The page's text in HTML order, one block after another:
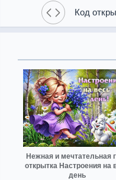
Код
Нежная и мечтательная
открытка Настроения на
день